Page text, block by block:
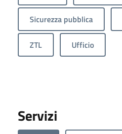
Sicurezza pubblica
ZTL Ufficio
Servizi